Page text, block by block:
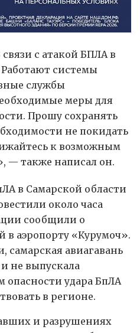
с атакой БПЛА в
Работают системы
службы
меры для
Прошу сохранять
не покидать
к возможным
— также написал он.
в Самарской области
около часа
сообщили о
в аэропорту «Курумоч».
самарская авиагавань
не выпускала
опасности удара БпЛА
в регионе.
и разрушениях